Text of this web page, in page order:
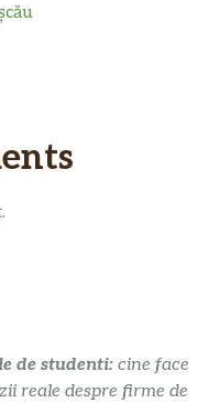
de studenti: cine face
reale despre firme de